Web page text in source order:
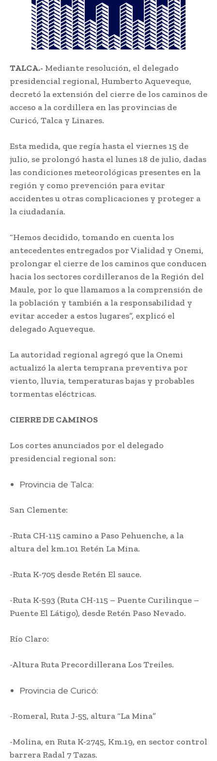
TALCA.- Mediante resolución, el delegado
presidencial regional, Humberto Aqueveque,
decretó la extensión del cierre de los caminos de
acceso a la cordillera en las provincias de
Curicó, Talca y Linares.
Esta medida, que regía hasta el viernes 15 de
julio, se prolongó hasta el lunes 18 de julio, dadas
las condiciones meteorológicas presentes en la
región y como prevención para evitar
accidentes u otras complicaciones y proteger a
la ciudadanía.
“Hemos decidido, tomando en cuenta los
antecedentes entregados por Vialidad y Onemi,
prolongar el cierre de los caminos que conducen
hacia los sectores cordilleranos de la Región del
Maule, por lo que llamamos a la comprensión de
la población y también a la responsabilidad y
evitar acceder a estos lugares”, explicó el
delegado Aqueveque.
La autoridad regional agregó que la Onemi
actualizó la alerta temprana preventiva por
viento, lluvia, temperaturas bajas y probables
tormentas eléctricas.
CIERRE DE CAMINOS
Los cortes anunciados por el delegado
presidencial regional son:
Provincia de Talca:
San Clemente:
-Ruta CH-115 camino a Paso Pehuenche, a la
altura del km.101 Retén La Mina.
-Ruta K-705 desde Retén El sauce.
-Ruta K-593 (Ruta CH-115 – Puente Curilinque –
Puente El Látigo), desde Retén Paso Nevado.
Río Claro:
-Altura Ruta Precordillerana Los Treiles.
Provincia de Curicó:
-Romeral, Ruta J-55, altura “La Mina”
-Molina, en Ruta K-2745, Km.19, en sector control
barrera Radal 7 Tazas.